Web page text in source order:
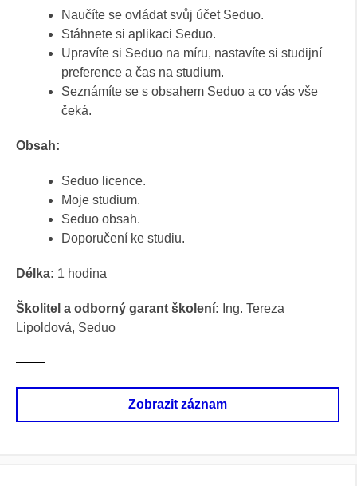
Naučíte se ovládat svůj účet Seduo.
Stáhnete si aplikaci Seduo.
Upravíte si Seduo na míru, nastavíte si studijní
preference a čas na studium.
Seznámíte se s obsahem Seduo a co vás vše
čeká.
Obsah:
Seduo licence.
Moje studium.
Seduo obsah.
Doporučení ke studiu.
Délka: 1 hodina
Školitel a odborný garant školení: Ing. Tereza
Lipoldová, Seduo
Zobrazit záznam